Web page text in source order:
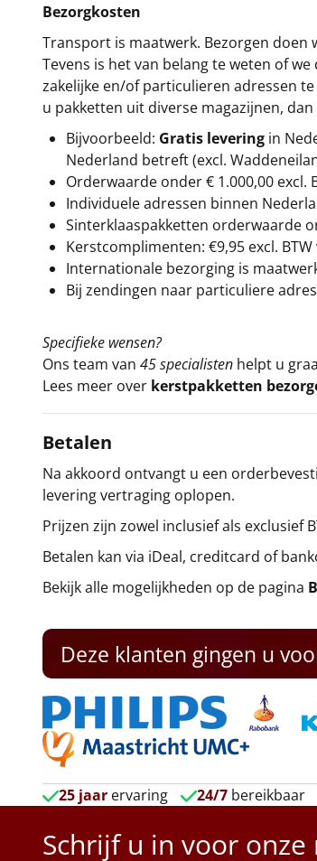
Bezorgkosten
Transport is maatwerk. Bezorgen doen
Tevens is het van belang te weten of
zakelijke en/of particulieren adressen
u pakketten uit diverse magazijnen,
Bijvoorbeeld: Gratis levering in
Nederland betreft (excl.
Orderwaarde onder € 1.000,00 excl.
Individuele adressen binnen
Sinterklaaspakketten orderwaarde
Kerstcomplimenten: €9,95 excl.
Internationale bezorging is
Bij zendingen naar particuliere
Specifieke wensen?
Ons team van 45 specialisten helpt u
Lees meer over kerstpakketten
Betalen
Na akkoord ontvangt u een
levering vertraging oplopen.
Prijzen zijn zowel inclusief als exclusief
Betalen kan via iDeal, creditcard of
Bekijk alle mogelijkheden op de pagina
Deze klanten gingen u
25 jaar ervaring 24/7 bereikbaar
Schrijf u in voor